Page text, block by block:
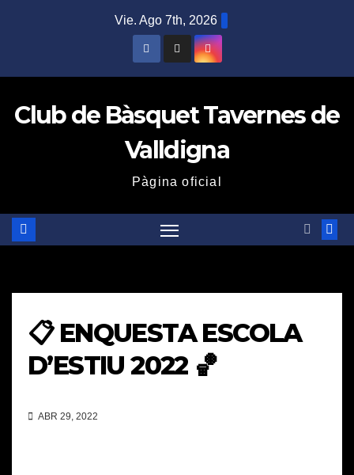
Vie. Ago 7th, 2026
Club de Bàsquet Tavernes de
Valldigna
Pàgina oficial
📋 ENQUESTA ESCOLA
D’ESTIU 2022 🏀
ABR 29, 2022